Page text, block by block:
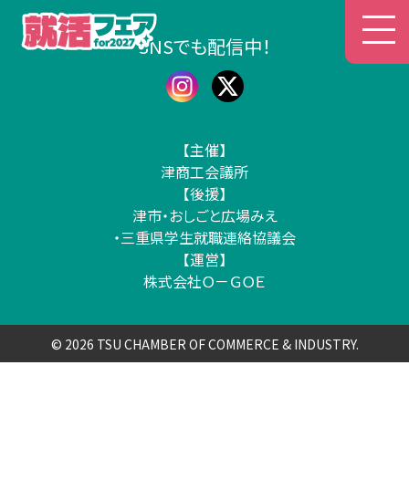
津商工会議所 就活
SNSでも配信中！
【主催】
津商工会議所
【後援】
津市・おしごと広場みえ
・三重県学生就職連絡協議会
【運営】
株式会社Ｏ－ＧＯＥ
© 2026 TSU CHAMBER OF COMMERCE & INDUSTRY.